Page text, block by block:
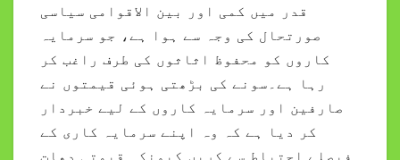
قدر میں کمی اور بین الاقوامی سیاسی
صورتحال کی وجہ سے ہوا ہے، جو سرمایہ
کاروں کو محفوظ اثاثوں کی طرف راغب کر
رہا ہے۔سونے کی بڑھتی ہوئی قیمتوں نے
صارفین اور سرمایہ کاروں کے لیے خبردار
کر دیا ہے کہ وہ اپنے سرمایہ کاری کے
فیصلے احتیاط سے کریں کیونکہ قیمتی دھات